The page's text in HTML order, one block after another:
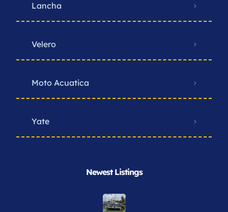
Lancha
Velero
Moto Acuatica
Yate
Newest Listings​